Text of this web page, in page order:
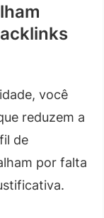
você
reduzem a
de
por falta